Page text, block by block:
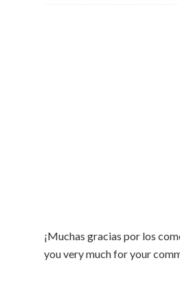
¡Muchas gracias por los
you very much for your